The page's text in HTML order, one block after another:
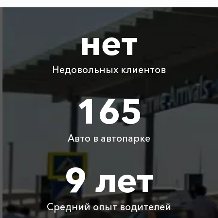
Канака
1215 ₽ 2430 ₽
Абрау-Дюрсо ⇆
915 ₽ 1830 ₽ 2745 ₽
895 ₽ 1790 ₽ 2685 ₽
Абрау-Дюрсо ⇆
Абрау-Дюрсо ⇆
1550 ₽ 3100 ₽
Детское
нет
Недовольных клиентов
165
Авто в автопарке
9 лет
Средний опыт водителей